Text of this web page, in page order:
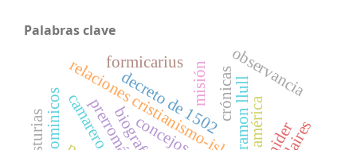
Palabras clave
decreto de 1502 ramon llull
misión
dominicos
observancia
formicarius
asturias camarero concejos
crónicas américa